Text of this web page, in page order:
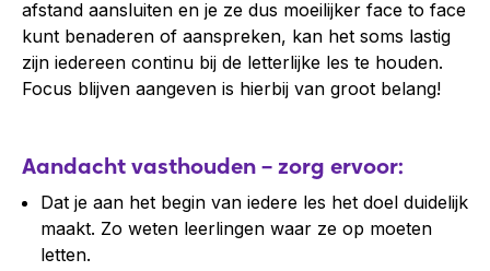
afstand aansluiten en je ze dus moeilijker face to face
kunt benaderen of aanspreken, kan het soms lastig
zijn iedereen continu bij de letterlijke les te houden.
Focus blijven aangeven is hierbij van groot belang!
Aandacht vasthouden – zorg ervoor:
Dat je aan het begin van iedere les het doel duidelijk
maakt. Zo weten leerlingen waar ze op moeten
letten.